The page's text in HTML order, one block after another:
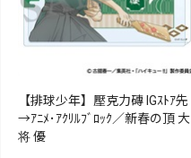
【排球少年】壓克力磚 IGｽﾄｱ先
→ｱﾆﾒ･ｱｸﾘﾙﾌﾞﾛｯｸ／新春の頂 大
将 優